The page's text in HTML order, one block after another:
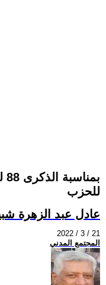
للحزب
عادل عبد الزهرة
2022 / 3 / 21
المجتمع المدني